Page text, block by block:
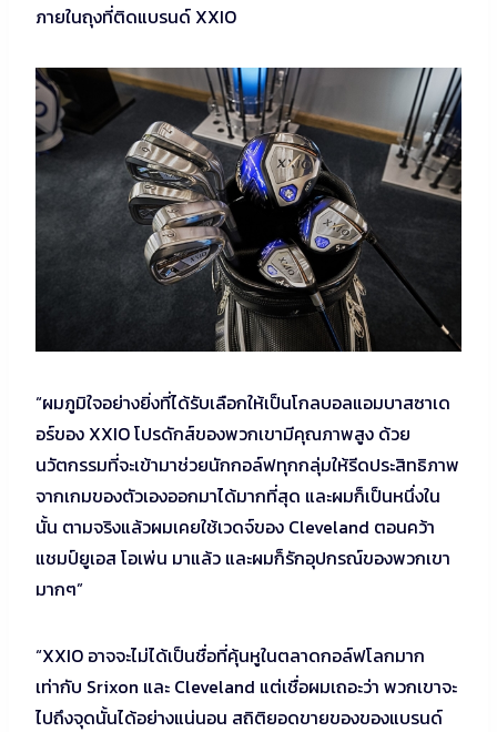
ภายในถุงที่ติดแบรนด์ XXIO
“ผมภูมิใจอย่างยิ่งที่ได้รับเลือกให้เป็นโกลบอลแอมบาสซาเด
อร์ของ XXIO โปรดักส์ของพวกเขามีคุณภาพสูง ด้วย
นวัตกรรมที่จะเข้ามาช่วยนักกอล์ฟทุกกลุ่มให้รีดประสิทธิภาพ
จากเกมของตัวเองออกมาได้มากที่สุด และผมก็เป็นหนึ่งใน
นั้น ตามจริงแล้วผมเคยใช้เวดจ์ของ Cleveland ตอนคว้า
แชมป์ยูเอส โอเพ่น มาแล้ว และผมก็รักอุปกรณ์ของพวกเขา
มากๆ”
“XXIO อาจจะไม่ได้เป็นชื่อที่คุ้นหูในตลาดกอล์ฟโลกมาก
เท่ากับ Srixon และ Cleveland แต่เชื่อผมเถอะว่า พวกเขาจะ
ไปถึงจุดนั้นได้อย่างแน่นอน สถิติยอดขายของของแบรนด์